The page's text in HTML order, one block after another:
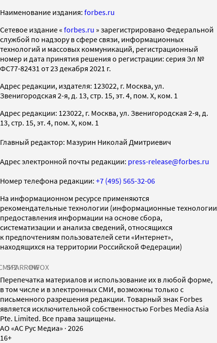
Наименование издания: forbes.ru
Cетевое издание « forbes.ru » зарегистрировано Федеральной
службой по надзору в сфере связи, информационных
технологий и массовых коммуникаций, регистрационный
номер и дата принятия решения о регистрации: серия Эл №
ФС77-82431 от 23 декабря 2021 г.
Адрес редакции, издателя: 123022, г. Москва, ул.
Звенигородская 2-я, д. 13, стр. 15, эт. 4, пом. X, ком. 1
Адрес редакции: 123022, г. Москва, ул. Звенигородская 2-я, д.
13, стр. 15, эт. 4, пом. X, ком. 1
Главный редактор: Мазурин Николай Дмитриевич
Адрес электронной почты редакции: press-release@forbes.ru
Номер телефона редакции: +7 (495) 565-32-06
На информационном ресурсе применяются
рекомендательные технологии (информационные технологии
предоставления информации на основе сбора,
систематизации и анализа сведений, относящихся
к предпочтениям пользователей сети «Интернет»,
находящихся на территории Российской Федерации)
SPARROWINFOX
Перепечатка материалов и использование их в любой форме,
в том числе и в электронных СМИ, возможны только с
письменного разрешения редакции. Товарный знак Forbes
является исключительной собственностью Forbes Media Asia
Pte. Limited. Все права защищены.
AO «АС Рус Медиа» · 2026
16+